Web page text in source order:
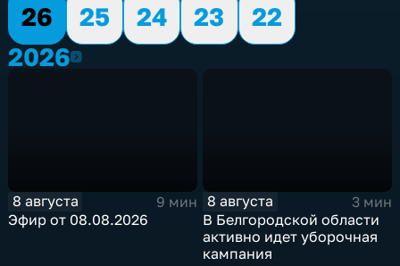
26
25 24 23
22
20262026
8 августа
9 мин
Эфир от 08.08.2026
8 августа
3 мин
В Белгородской области
активно идет уборочная
кампания